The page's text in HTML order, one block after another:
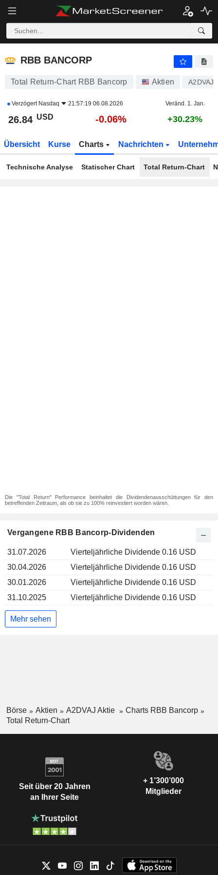
RBB BANCORP
RBB BANCORP
Total Return-Chart RBB Bancorp Aktien A2DVAJ
Verzögert Nasdaq 21:57:19 06.08.2026 Veränd. 1. Jan.
26.84 USD -0.06% +30.23%
Übersicht Kurse Charts Nachrichten
Technische Analyse Statischer Chart Total Return-Chart
Die "Total Return" Performance beinhaltet die Dividendenausschüttungen für den
betreffenden Zeitraum, als ob sie zu 100% reinvestiert worden wären.
Vergangene RBB Bancorp-Dividenden
31.07.2026
Vierteljährliche Dividende 0.16 USD
30.04.2026
Vierteljährliche Dividende 0.16 USD
30.01.2026
Vierteljährliche Dividende 0.16 USD
31.10.2025
Vierteljährliche Dividende 0.16 USD
Mehr sehen
Börse Aktien A2DVAJ Aktie
Charts RBB Bancorp
Total Return-Chart
Seit über 20 Jahren
an Ihrer Seite
+ 1’300’000
Mitglieder